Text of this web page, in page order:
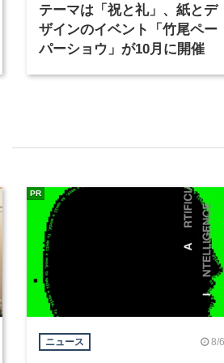
テーマは「祝と礼」、紙とデ
ザインのイベント「竹尾ペー
パーショウ」が10月に開催
ニュース 8/6
PR